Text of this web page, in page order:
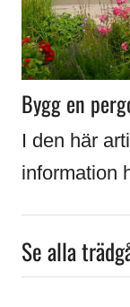
Bygg en
I den här
information
Se alla